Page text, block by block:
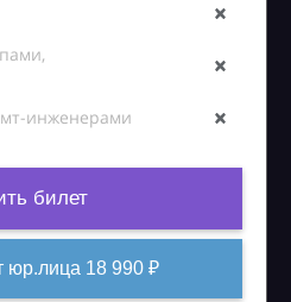
инженерами
билет
юр.лица 18 990 ₽